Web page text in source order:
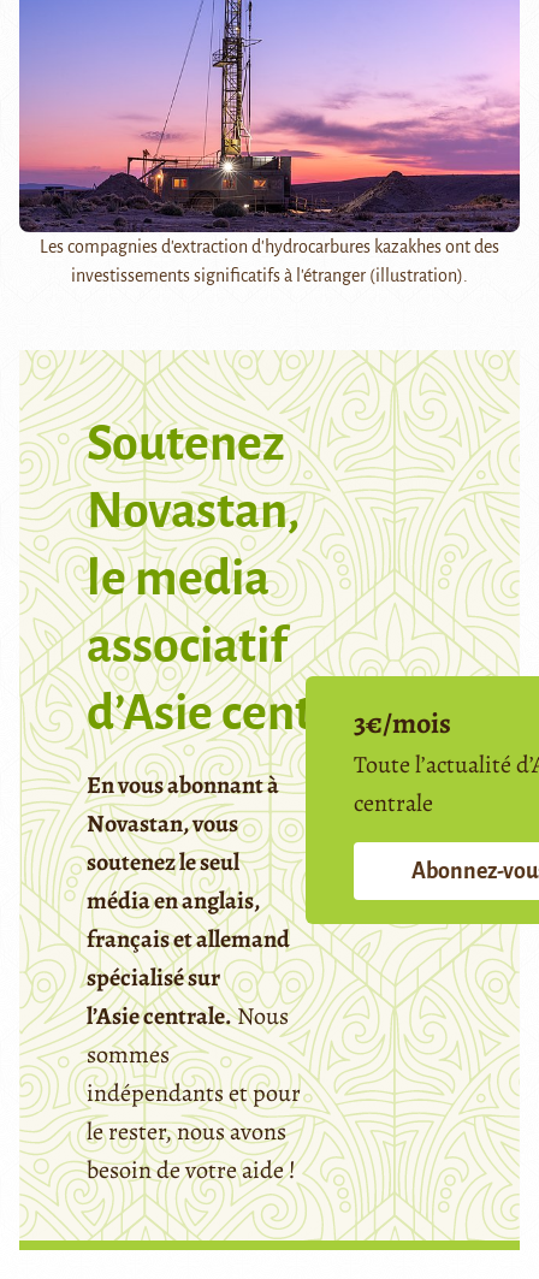
Les compagnies d'extraction d'hydrocarbures kazakhes ont des
investissements significatifs à l'étranger (illustration).
Soutenez
Novastan,
le media
associatif
d’Asie centrale
En vous abonnant à
Novastan, vous
soutenez le seul
média en anglais,
français et allemand
spécialisé sur
l’Asie centrale.Nous
sommes
indépendants et pour
le rester, nous avons
besoin de votre aide !
3€/mois
Toute l’actualité
centrale
Abonnez-